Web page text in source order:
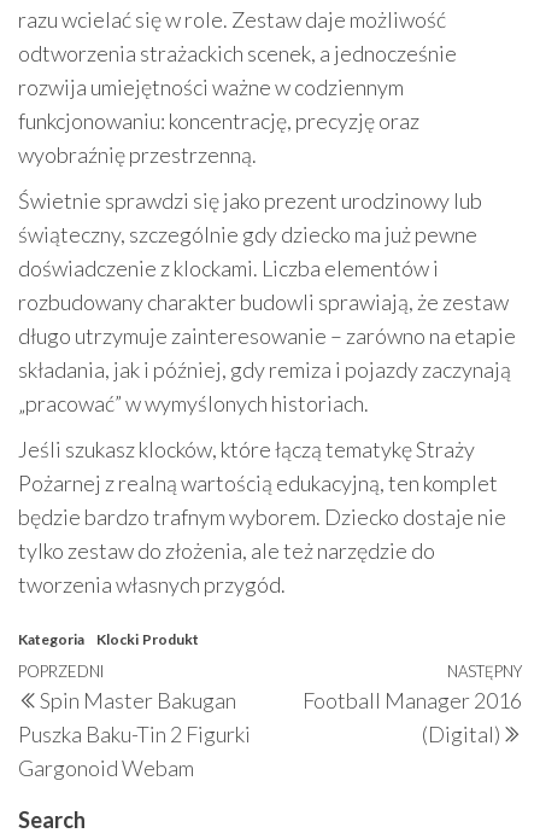
razu wcielać się w role. Zestaw daje możliwość
odtworzenia strażackich scenek, a jednocześnie
rozwija umiejętności ważne w codziennym
funkcjonowaniu: koncentrację, precyzję oraz
wyobraźnię przestrzenną.
Świetnie sprawdzi się jako prezent urodzinowy lub
świąteczny, szczególnie gdy dziecko ma już pewne
doświadczenie z klockami. Liczba elementów i
rozbudowany charakter budowli sprawiają, że zestaw
długo utrzymuje zainteresowanie – zarówno na etapie
składania, jak i później, gdy remiza i pojazdy zaczynają
„pracować” w wymyślonych historiach.
Jeśli szukasz klocków, które łączą tematykę Straży
Pożarnej z realną wartością edukacyjną, ten komplet
będzie bardzo trafnym wyborem. Dziecko dostaje nie
tylko zestaw do złożenia, ale też narzędzie do
tworzenia własnych przygód.
Kategoria Klocki Produkt
Nawigacja
wpisu
Poprzedni
wpis
POPRZEDNI
Spin Master Bakugan
Puszka Baku-Tin 2 Figurki
Gargonoid Webam
NASTĘPNY
Football Manager 2016
(Digital)
Search